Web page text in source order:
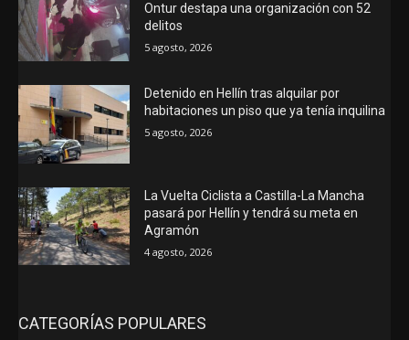
Ontur destapa una organización con 52
delitos
5 agosto, 2026
Detenido en Hellín tras alquilar por
habitaciones un piso que ya tenía inquilina
5 agosto, 2026
La Vuelta Ciclista a Castilla-La Mancha
pasará por Hellín y tendrá su meta en
Agramón
4 agosto, 2026
CATEGORÍAS POPULARES